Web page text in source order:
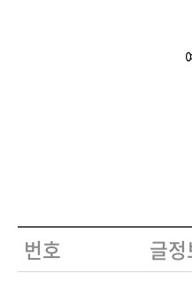
번호 글정